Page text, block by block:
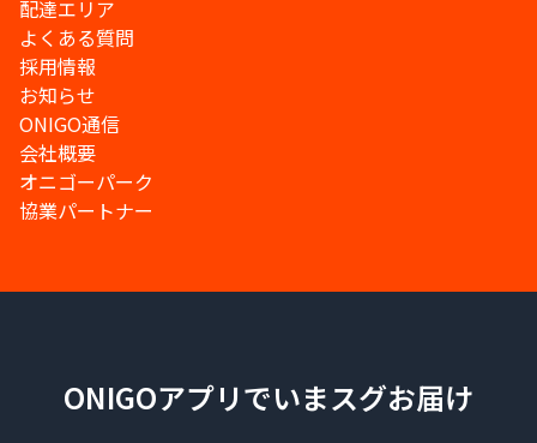
配達エリア
よくある質問
採用情報
お知らせ
ONIGO通信
会社概要
オニゴーパーク
協業パートナー
ONIGOアプリでいまスグお届け